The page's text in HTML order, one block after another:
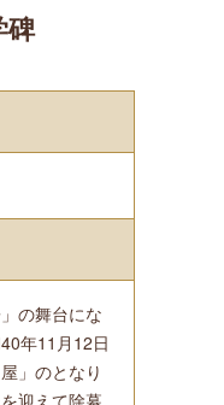
碑
の舞台にな
年11月12日
」のとなり
迎えて除幕